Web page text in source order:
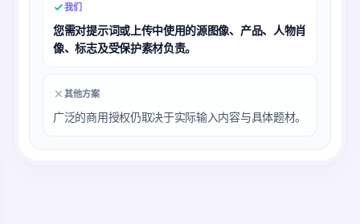
我们
您需对提示词或上传中使用的源图像、产品、人物肖
像、标志及受保护素材负责。
其他方案
广泛的商用授权仍取决于实际输入内容与具体题材。